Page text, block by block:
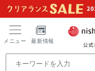
メニュー 最新情報